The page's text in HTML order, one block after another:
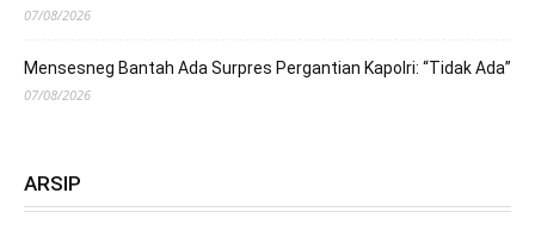
07/08/2026
Mensesneg Bantah Ada Surpres Pergantian Kapolri: “Tidak Ada”
07/08/2026
ARSIP